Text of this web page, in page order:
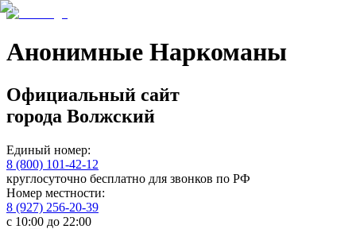
Анонимные Наркоманы
Официальный сайт
города Волжский
Единый номер:
8 (800) 101-42-12
круглосуточно бесплатно для звонков по РФ
Номер местности:
8 (927) 256-20-39
с 10:00 до 22:00